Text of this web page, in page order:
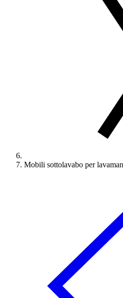
Mobili sottolavabo per